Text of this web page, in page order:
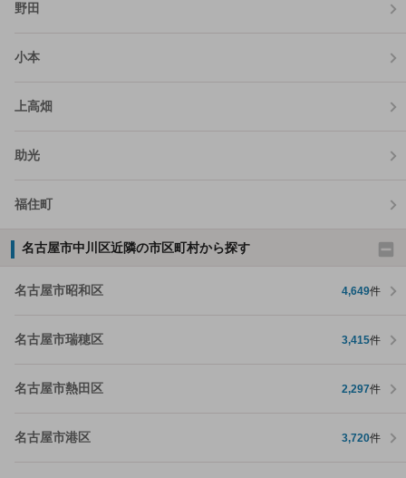
野田
小本
上高畑
助光
福住町
名古屋市中川区近隣の市区町村から探す
名古屋市昭和区 4,649件
名古屋市瑞穂区 3,415件
名古屋市熱田区 2,297件
名古屋市港区 3,720件